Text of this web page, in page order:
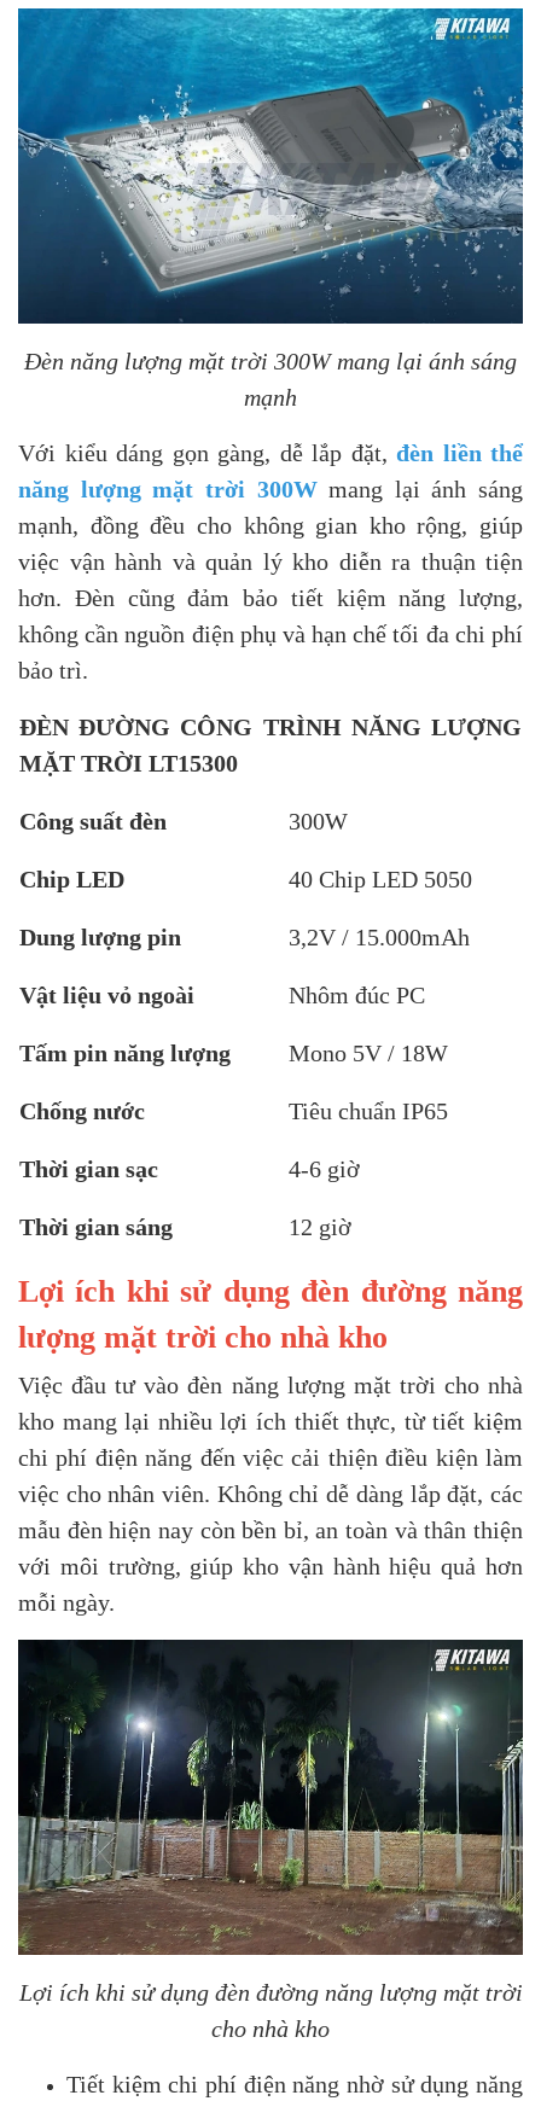
Đèn năng lượng mặt trời 300W mang lại ánh sáng
mạnh
Với kiểu dáng gọn gàng, dễ lắp đặt, đèn liền thể
năng lượng mặt trời 300Wmang lại ánh sáng
mạnh, đồng đều cho không gian kho rộng, giúp
việc vận hành và quản lý kho diễn ra thuận tiện
hơn. Đèn cũng đảm bảo tiết kiệm năng lượng,
không cần nguồn điện phụ và hạn chế tối đa chi phí
bảo trì.
ĐÈN ĐƯỜNG CÔNG TRÌNH NĂNG LƯỢNG
MẶT TRỜI LT15300
Công suất đèn 300W
Chip LED 40 Chip LED 5050
Dung lượng pin 3,2V / 15.000mAh
Vật liệu vỏ ngoài Nhôm đúc PC
Tấm pin năng lượng Mono 5V / 18W
Chống nước Tiêu chuẩn IP65
Thời gian sạc 4-6 giờ
Thời gian sáng 12 giờ
Lợi ích khi sử dụng đèn đường năng
lượng mặt trời cho nhà kho
Việc đầu tư vào đèn năng lượng mặt trời cho nhà
kho mang lại nhiều lợi ích thiết thực, từ tiết kiệm
chi phí điện năng đến việc cải thiện điều kiện làm
việc cho nhân viên. Không chỉ dễ dàng lắp đặt, các
mẫu đèn hiện nay còn bền bỉ, an toàn và thân thiện
với môi trường, giúp kho vận hành hiệu quả hơn
mỗi ngày.
Lợi ích khi sử dụng đèn đường năng lượng mặt trời
cho nhà kho
Tiết kiệm chi phí điện năng nhờ sử dụng năng